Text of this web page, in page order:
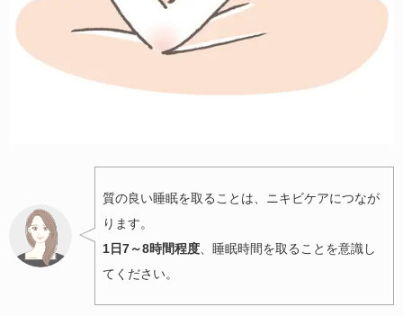
質の良い睡眠を取ることは、ニキビケアにつなが
ります。
1日7～8時間程度、睡眠時間を取ることを意識し
てください。